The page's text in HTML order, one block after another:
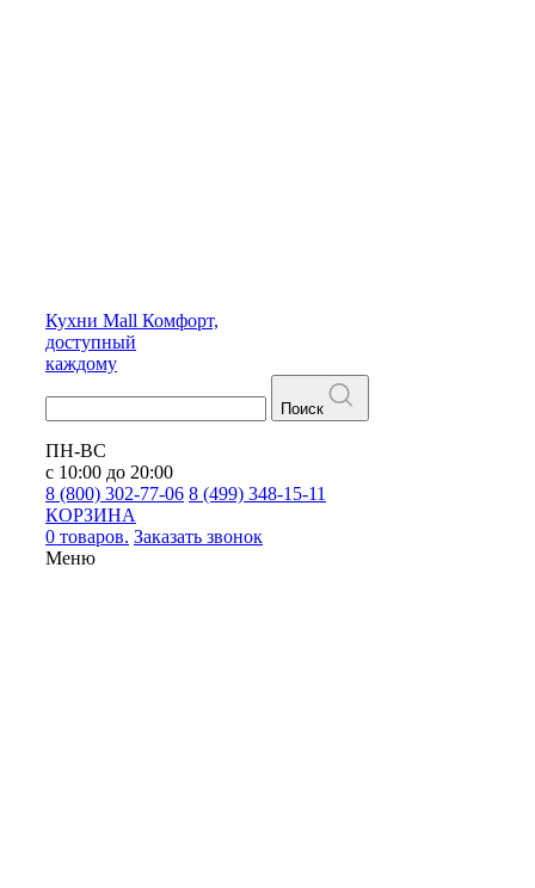
Кухни Mall Комфорт,
доступный
каждому
Поиск
ПН-ВС
с 10:00 до 20:00
8 (800) 302-77-06 8 (499) 348-15-11
КОРЗИНА
0 товаров. Заказать звонок
Меню